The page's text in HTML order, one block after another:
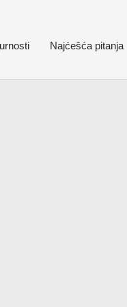
Najćešća pitanja